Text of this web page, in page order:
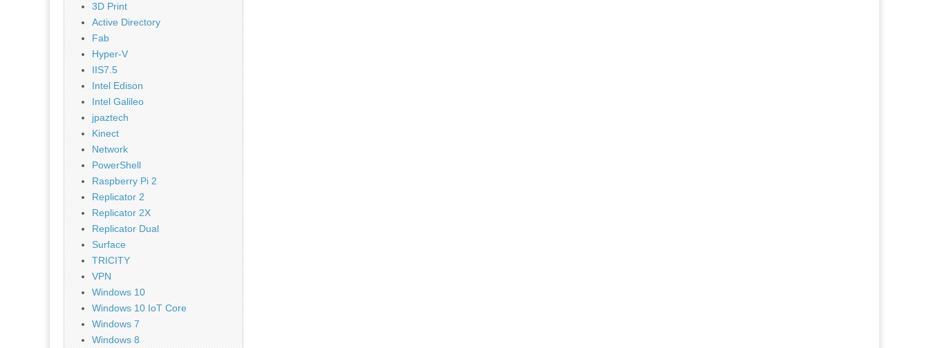
3D Print
Active Directory
Fab
Hyper-V
IIS7.5
Intel Edison
Intel Galileo
jpaztech
Kinect
Network
PowerShell
Raspberry Pi 2
Replicator 2
Replicator 2X
Replicator Dual
Surface
TRICITY
VPN
Windows 10
Windows 10 IoT Core
Windows 7
Windows 8